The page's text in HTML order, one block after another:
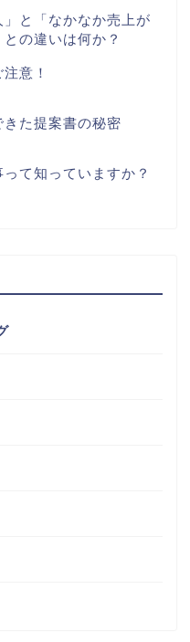
」と「なかなか売上が
の違いは何か？
意！
た提案書の秘密
て知っていますか？